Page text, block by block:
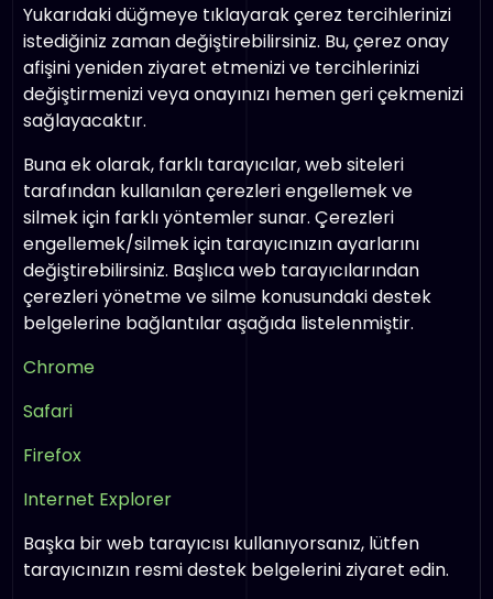
Yukarıdaki düğmeye tıklayarak çerez tercihlerinizi
istediğiniz zaman değiştirebilirsiniz. Bu, çerez onay
afişini yeniden ziyaret etmenizi ve tercihlerinizi
değiştirmenizi veya onayınızı hemen geri çekmenizi
sağlayacaktır.
Buna ek olarak, farklı tarayıcılar, web siteleri
tarafından kullanılan çerezleri engellemek ve
silmek için farklı yöntemler sunar. Çerezleri
engellemek/silmek için tarayıcınızın ayarlarını
değiştirebilirsiniz. Başlıca web tarayıcılarından
çerezleri yönetme ve silme konusundaki destek
belgelerine bağlantılar aşağıda listelenmiştir.
Chrome
Safari
Firefox
Internet Explorer
Başka bir web tarayıcısı kullanıyorsanız, lütfen
tarayıcınızın resmi destek belgelerini ziyaret edin.